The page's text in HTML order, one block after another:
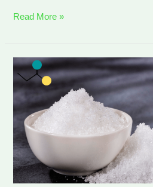
Read More »
ক্লোরাইড
এর
উৎস,
কাজ,অভাব
এবং
বৃদ্ধিজনিত
লক্ষণ
ও
প্রয়োজনীয়তা